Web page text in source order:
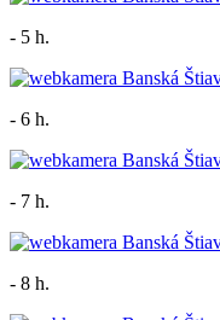
- 5 h.
- 6 h.
- 7 h.
- 8 h.